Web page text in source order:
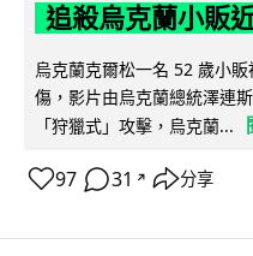
追殺烏克蘭小販
烏克蘭克爾松一名 52 歲小
傷，影片由烏克蘭總統澤連
「狩獵式」攻擊，烏克蘭...
97 31 ↗ 分享